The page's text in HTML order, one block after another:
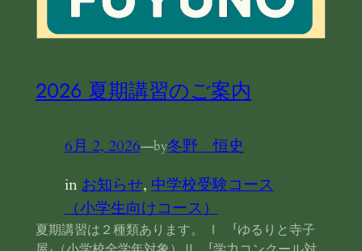
2026 夏期講習のご案内
6月 2, 2026—by冬野 恒史
in お知らせ, 中学校受験コース
（小学生向けコース）
夏期講習は２種類あります。 Ⅰ 「ゆるりと寺子